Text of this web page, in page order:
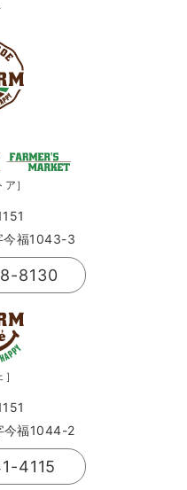
］
今福1043-3
8130
今福1044-2
4115